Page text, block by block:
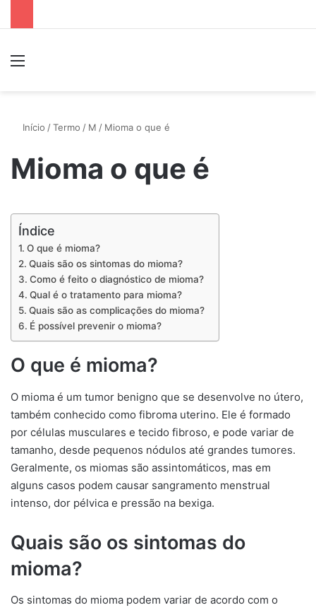
Início /Termo / M / Mioma o que é
Mioma o que é
Índice
O que é mioma?
Quais são os sintomas do mioma?
Como é feito o diagnóstico de mioma?
Qual é o tratamento para mioma?
Quais são as complicações do mioma?
É possível prevenir o mioma?
O que é mioma?
O mioma é um tumor benigno que se desenvolve no útero,
também conhecido como fibroma uterino. Ele é formado
por células musculares e tecido fibroso, e pode variar de
tamanho, desde pequenos nódulos até grandes tumores.
Geralmente, os miomas são assintomáticos, mas em
alguns casos podem causar sangramento menstrual
intenso, dor pélvica e pressão na bexiga.
Quais são os sintomas do
mioma?
Os sintomas do mioma podem variar de acordo com o